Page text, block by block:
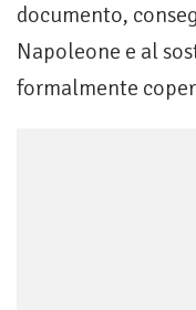
documento,
Napoleone e al
formalmente